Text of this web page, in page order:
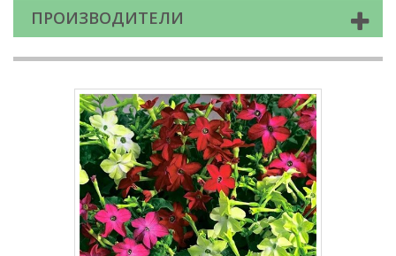
ПРОИЗВОДИТЕЛИ